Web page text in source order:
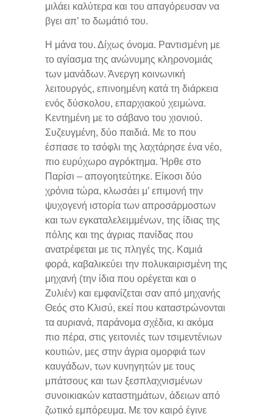
μιλάει καλύτερα και του απαγόρευσαν να
βγει απ’ το δωμάτιό του.
Η μάνα του. Δίχως όνομα. Ραντισμένη με
το αγίασμα της ανώνυμης κληρονομιάς
των μανάδων. Άνεργη κοινωνική
λειτουργός, επινοημένη κατά τη διάρκεια
ενός δύσκολου, επαρχιακού χειμώνα.
Κεντημένη με το σάβανο του χιονιού.
Συζευγμένη, δύο παιδιά. Με το που
έσπασε το τσόφλι της λαχτάρησε ένα νέο,
πιο ευρύχωρο αγρόκτημα. Ήρθε στο
Παρίσι – απογοητεύτηκε. Είκοσι δύο
χρόνια τώρα, κλωσάει μ’ επιμονή την
ψυχογενή ιστορία των απροσάρμοστων
και των εγκαταλελειμμένων, της ίδιας της
πόλης και της άγριας πανίδας που
ανατρέφεται με τις πληγές της. Καμιά
φορά, καβαλικεύει την πολυκαιρισμένη της
μηχανή (την ίδια που ορέγεται και ο
Ζυλιέν) και εμφανίζεται σαν από μηχανής
Θεός στο Κλισύ, εκεί που καταστρώνονται
τα αυριανά, παράνομα σχέδια, κι ακόμα
πιο πέρα, στις γειτονιές των τσιμεντένιων
κουτιών, μες στην άγρια ομορφιά των
καυγάδων, των κυνηγητών με τους
μπάτσους και των ξεσπλαχνισμένων
συνοικιακών καταστημάτων, άδειων από
ζωτικό εμπόρευμα. Με τον καιρό έγινε